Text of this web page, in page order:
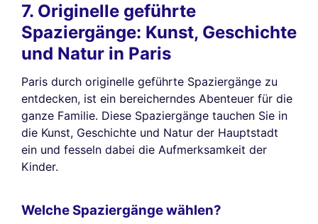
7. Originelle geführte
Spaziergänge: Kunst, Geschichte
und Natur in Paris
Paris durch originelle geführte Spaziergänge zu
entdecken, ist ein bereicherndes Abenteuer für die
ganze Familie. Diese Spaziergänge tauchen Sie in
die Kunst, Geschichte und Natur der Hauptstadt
ein und fesseln dabei die Aufmerksamkeit der
Kinder.
Welche Spaziergänge wählen?